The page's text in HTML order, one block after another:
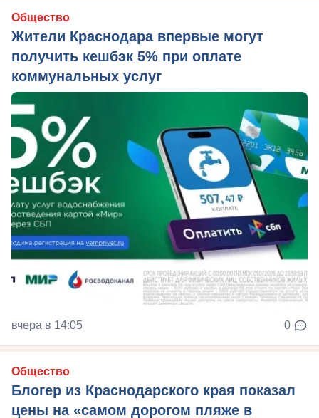
Общество
Жители Краснодара впервые могут
получить кешбэк 5% при оплате
коммунальных услуг
вчера в 14:05 0
Общество
Блогер из Краснодарского края показал
цены на «самом дорогом пляже в